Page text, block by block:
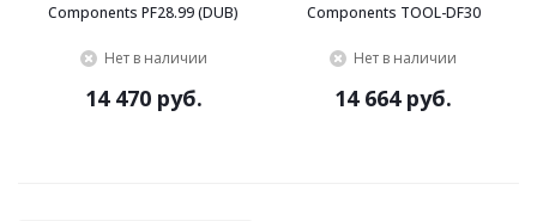
Components PF28.99 (DUB)
Нет в наличии
14 470 руб.
Components TOOL-DF30
Нет в наличии
14 664 руб.